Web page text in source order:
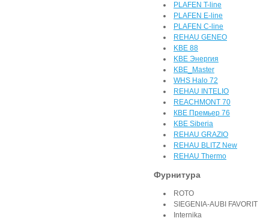
PLAFEN T-line
PLAFEN E-line
PLAFEN C-line
REHAU GENEO
KBE 88
KBE Энергия
KBE_Master
WHS Halo 72
REHAU INTELIO
REACHMONT 70
КВЕ Премьер 76
KBE Siberia
REHAU GRAZIO
REHAU BLITZ New
REHAU Thermo
Фурнитура
ROTO
SIEGENIA-AUBI FAVORIT
Internika